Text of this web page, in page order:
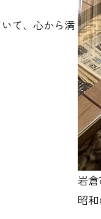
て、心から満
岩
昭